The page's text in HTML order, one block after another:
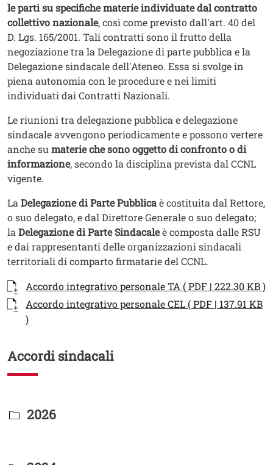
le parti su specifiche materie individuate dal contratto
collettivo nazionale, così come previsto dall'art. 40 del
D. Lgs. 165/2001. Tali contratti sono il frutto della
negoziazione tra la Delegazione di parte pubblica e la
Delegazione sindacale dell'Ateneo. Essa si svolge in
piena autonomia con le procedure e nei limiti
individuati dai Contratti Nazionali.
Le riunioni tra delegazione pubblica e delegazione
sindacale avvengono periodicamente e possono vertere
anche su materie che sono oggetto di confronto o di
informazione, secondo la disciplina prevista dal CCNL
vigente.
La Delegazione di Parte Pubblicaè costituita dal Rettore,
o suo delegato, e dal Direttore Generale o suo delegato;
la Delegazione di Parte Sindacaleè composta dalle RSU
e dai rappresentanti delle organizzazioni sindacali
territoriali di comparto firmatarie del CCNL.
Documenti
Documento
Accordo integrativo personale TA ( PDF | 222.30 KB )
Documento
Accordo integrativo personale CEL ( PDF | 137.91 KB
)Apri il link in una nuova finestra
Accordi sindacali
Titolo Documenti in cartella
2026